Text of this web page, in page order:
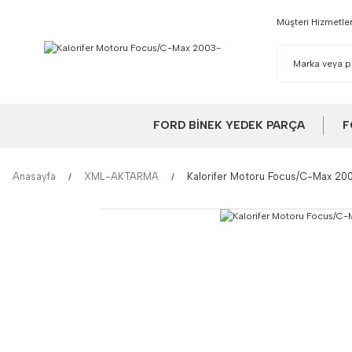
Müşteri
FORD BİNEK YEDEK PARÇA
Anasayfa XML-AKTARMA Kalorifer Motoru Focus/C-Max